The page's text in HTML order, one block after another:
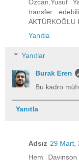
Özcan,Yusuf
transfer
AKTÜRKOĞLU
Yanıtla
Yanıtlar
Burak Eren
Bu kadro
Yanıtla
Adsız 29 Mart,
Hem